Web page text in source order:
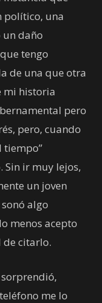
político, una
daño
tengo
de una que otra
mi historia
pero
pero, cuando
tiempo”
ir muy lejos,
un joven
algo
menos acepto
de citarlo.
me lo